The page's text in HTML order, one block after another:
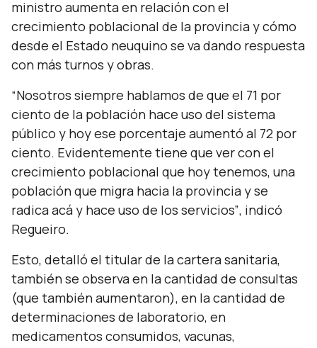
ministro aumenta en relación con el
crecimiento poblacional de la provincia y cómo
desde el Estado neuquino se va dando respuesta
con más turnos y obras.
“Nosotros siempre hablamos de que el 71 por
ciento de la población hace uso del sistema
público y hoy ese porcentaje aumentó al 72 por
ciento. Evidentemente tiene que ver con el
crecimiento poblacional que hoy tenemos, una
población que migra hacia la provincia y se
radica acá y hace uso de los servicios”, indicó
Regueiro.
Esto, detalló el titular de la cartera sanitaria,
también se observa en la cantidad de consultas
(que también aumentaron), en la cantidad de
determinaciones de laboratorio, en
medicamentos consumidos, vacunas,